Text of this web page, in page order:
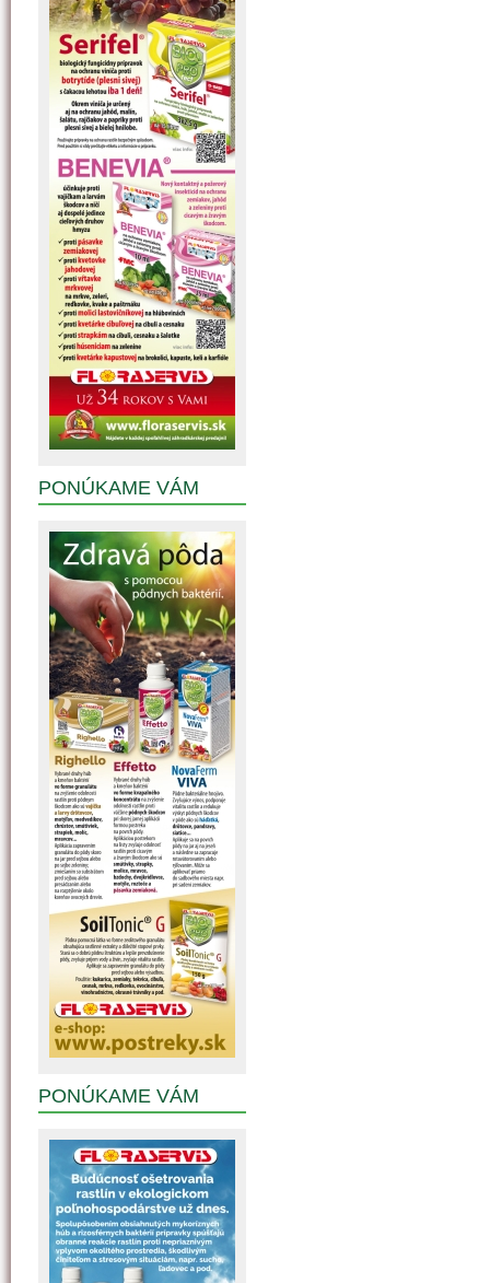
PONÚKAME VÁM
PONÚKAME VÁM